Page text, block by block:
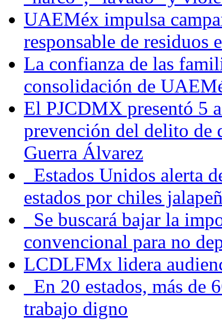
UAEMéx impulsa
responsable de residuos
La confianza de las
consolidación de
El PJCDMX presentó 5
prevención del delito de
Guerra Álvarez
Estados Unidos alerta
estados por chiles
Se buscará bajar la
convencional para no
LCDLFMx lidera
En 20 estados, más de
trabajo digno